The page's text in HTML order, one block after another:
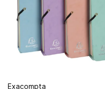
Exacompta